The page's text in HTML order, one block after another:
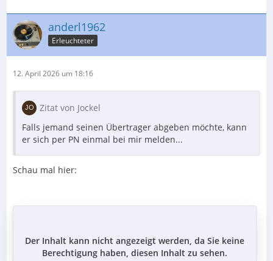
anderl1962
Erleuchteter
12. April 2026 um 18:16
Zitat von Jockel
Falls jemand seinen Übertrager abgeben möchte, kann
er sich per PN einmal bei mir melden...
Schau mal hier:
Der Inhalt kann nicht angezeigt werden, da Sie keine
Berechtigung haben, diesen Inhalt zu sehen.